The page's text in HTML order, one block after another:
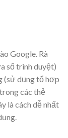
Google. Rà
sổ trình duyệt)
(sử dụng tổ hợp
các thẻ
là cách dễ nhất